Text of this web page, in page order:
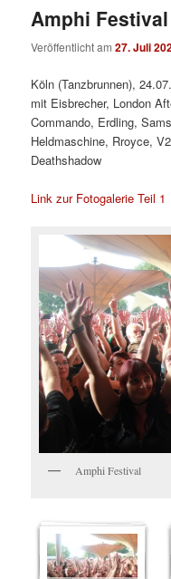
Amphi
Veröffentlicht am27. Juli
Köln (Tanzbrunnen),
mit Eisbrecher, London
Commando, Erdling,
Heldmaschine, Rroyce,
Deathshadow
Link zur Fotogalerie Teil 1
Amphi Festival